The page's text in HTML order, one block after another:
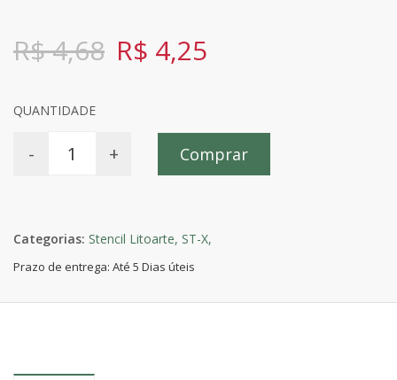
R$ 4,68 R$ 4,25
QUANTIDADE
- + Comprar
Categorias: Stencil Litoarte, ST-X,
Prazo de entrega: Até 5 Dias úteis